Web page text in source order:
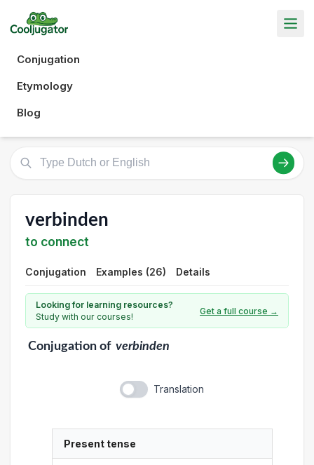
Conjugation
Etymology
Blog
verbinden
to connect
Conjugation Examples (26) Details
Looking for learning resources?
Study with our courses!
Get a full course →
Conjugationof verbinden
Translation
Present tense